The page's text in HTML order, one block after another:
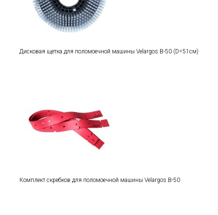
Дисковая щетка для поломоечной машины Velargos B-50 (D=51см)
Комплект скребков для поломоечной машины Velargos B-50